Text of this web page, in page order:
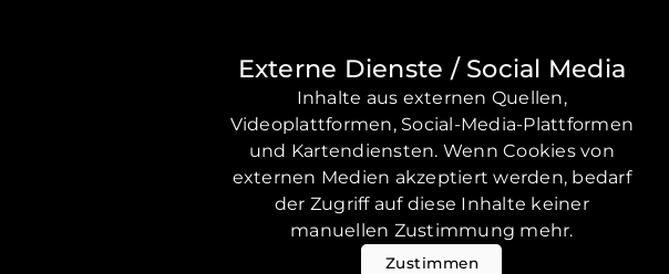
Externe Dienste / Social Media
Inhalte aus externen Quellen,
Videoplattformen, Social-Media-Plattformen
und Kartendiensten. Wenn Cookies von
externen Medien akzeptiert werden, bedarf
der Zugriff auf diese Inhalte keiner
manuellen Zustimmung mehr.
Zustimmen